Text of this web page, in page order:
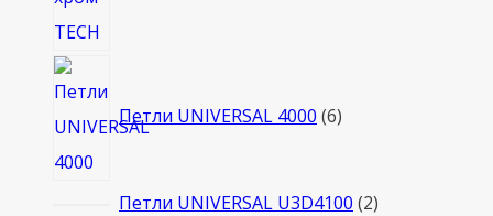
Петли UNIVERSAL 4000 6товаров
Петли UNIVERSAL U3D4100 22